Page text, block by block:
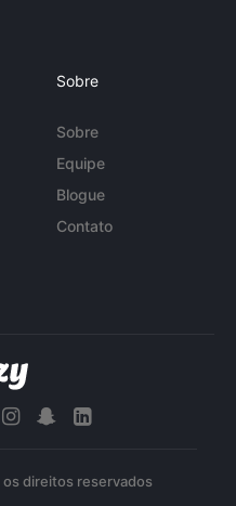
Sobre
Sobre
Equipe
Blogue
Contato
direitos reservados